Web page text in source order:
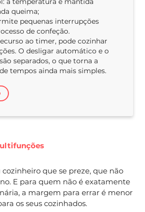
queima;
pequenas interrupções
de confeção.
ao timer, pode cozinhar
O desligar automático e o
separados, o que torna a
tempos ainda mais simples.
que se preze, que não
E para quem não é exatamente
a margem para errar é menor
os seus cozinhados.